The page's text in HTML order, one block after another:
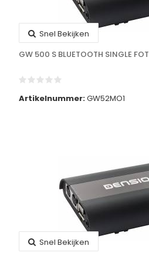
Snel Bekijken
GW 500 S BLUETOOTH SINGLE FOT
Artikelnummer:GW52MO1
Snel Bekijken